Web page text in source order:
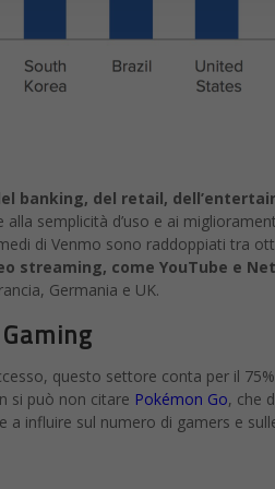
banking, del retail,
semplicità d’uso e ai
di Venmo sono raddoppiati tra
streaming, come YouTube e
Germania e UK.
questo settore conta per il
si può non citare Pokémon Go, che
a influire sul numero di gamers e